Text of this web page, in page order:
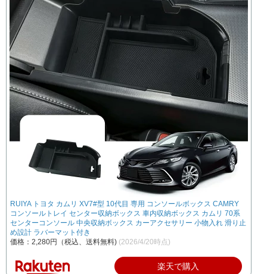
RUIYA トヨタ カムリ XV7#型 10代目 専用 コンソールボックス CAMRY
コンソールトレイ センター収納ボックス 車内収納ボックス カムリ 70系
センターコンソール 中央収納ボックス カーアクセサリー 小物入れ 滑り止
め設計 ラバーマット付き
価格：2,280円（税込、送料無料) (2026/4/20時点)
楽天で購入